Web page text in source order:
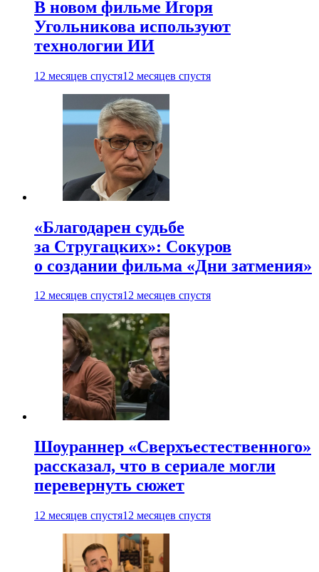
В новом фильме Игоря
Угольникова используют
технологии ИИ
12 месяцев спустя12 месяцев спустя
«Благодарен судьбе
за Стругацких»: Сокуров
о создании фильма «Дни затмения»
12 месяцев спустя12 месяцев спустя
Шоураннер «Сверхъестественного»
рассказал, что в сериале могли
перевернуть сюжет
12 месяцев спустя12 месяцев спустя